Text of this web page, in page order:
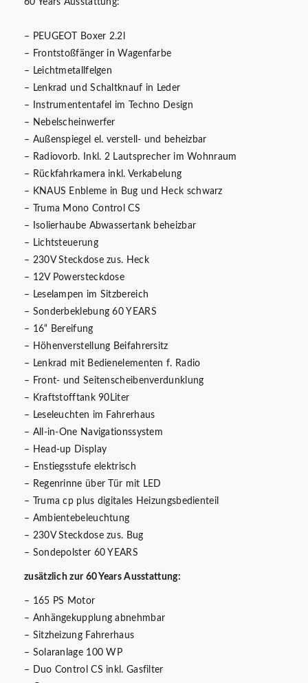
60 Years Ausstattung:
– PEUGEOT Boxer 2.2l
– Frontstoßfänger in Wagenfarbe
– Leichtmetallfelgen
– Lenkrad und Schaltknauf in Leder
– Instrumententafel im Techno Design
– Nebelscheinwerfer
– Außenspiegel el. verstell- und beheizbar
– Radiovorb. Inkl. 2 Lautsprecher im Wohnraum
– Rückfahrkamera inkl. Verkabelung
– KNAUS Enbleme in Bug und Heck schwarz
– Truma Mono Control CS
– Isolierhaube Abwassertank beheizbar
– Lichtsteuerung
– 230V Steckdose zus. Heck
– 12V Powersteckdose
– Leselampen im Sitzbereich
– Sonderbeklebung 60 YEARS
– 16“ Bereifung
– Höhenverstellung Beifahrersitz
– Lenkrad mit Bedienelementen f. Radio
– Front- und Seitenscheibenverdunklung
– Kraftstofftank 90Liter
– Leseleuchten im Fahrerhaus
– All-in-One Navigationssystem
– Head-up Display
– Enstiegsstufe elektrisch
– Regenrinne über Tür mit LED
– Truma cp plus digitales Heizungsbedienteil
– Ambientebeleuchtung
– 230V Steckdose zus. Bug
– Sondepolster 60 YEARS
zusätzlich zur 60 Years Ausstattung:
– 165 PS Motor
– Anhängekupplung abnehmbar
– Sitzheizung Fahrerhaus
– Solaranlage 100 WP
– Duo Control CS inkl. Gasfilter